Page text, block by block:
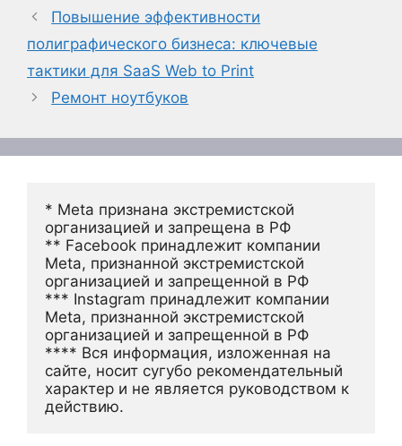
Повышение эффективности
полиграфического бизнеса: ключевые
тактики для SaaS Web to Print
Ремонт ноутбуков
* Meta признана экстремистской
организацией и запрещена в РФ
** Facebook принадлежит компании
Meta, признанной экстремистской
организацией и запрещенной в РФ
*** Instagram принадлежит компании
Meta, признанной экстремистской
организацией и запрещенной в РФ
**** Вся информация, изложенная на
сайте, носит сугубо рекомендательный
характер и не является руководством к
действию.